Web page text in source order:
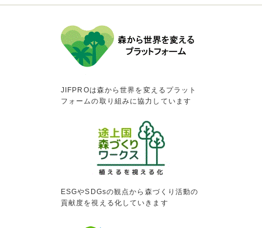
JIFPROは森から世界を変えるプラット
フォームの取り組みに協力しています
ESGやSDGsの観点から森づくり活動の
貢献度を視える化していきます